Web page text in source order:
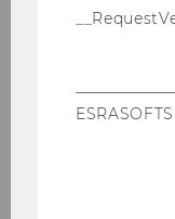
Über uns